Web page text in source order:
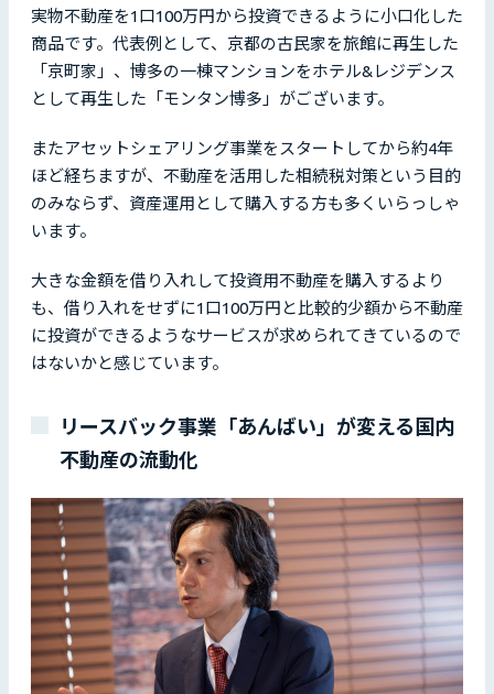
実物不動産を1口100万円から投資できるように小口化した
商品です。代表例として、京都の古民家を旅館に再生した
「京町家」、博多の一棟マンションをホテル&レジデンス
として再生した「モンタン博多」がございます。
またアセットシェアリング事業をスタートしてから約4年
ほど経ちますが、不動産を活用した相続税対策という目的
のみならず、資産運用として購入する方も多くいらっしゃ
います。
大きな金額を借り入れして投資用不動産を購入するより
も、借り入れをせずに1口100万円と比較的少額から不動産
に投資ができるようなサービスが求められてきているので
はないかと感じています。
リースバック事業「あんばい」が変える国内
不動産の流動化